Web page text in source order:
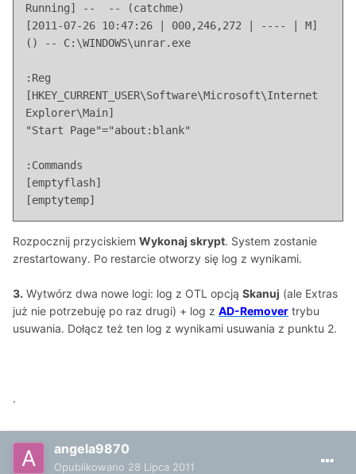
Running] --  -- (catchme)
[2011-07-26 10:47:26 | 000,246,272 | ---- | M]
() -- C:\WINDOWS\unrar.exe
:Reg
[HKEY_CURRENT_USER\Software\Microsoft\Internet
Explorer\Main]
"Start Page"="about:blank"
:Commands
[emptyflash]
[emptytemp]
Rozpocznij przyciskiem Wykonaj skrypt. System zostanie
zrestartowany. Po restarcie otworzy się log z wynikami.
3. Wytwórz dwa nowe logi: log z OTL opcją Skanuj (ale Extras
już nie potrzebuję po raz drugi) + log z AD-Remover trybu
usuwania. Dołącz też ten log z wynikami usuwania z punktu 2.
.
angela9870
Opublikowano 28 Lipca 2011